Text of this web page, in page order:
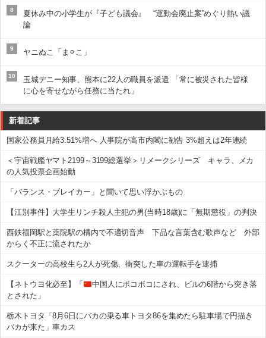
8
夏休み中の小学生が『子ども議会』 “運動会廃止案”めぐり熱い議
論
9 ヤニぬこ「ま⚪︎こ」
10
玉城デニー知事、熊本に22人の職員を派遣 「常に被災された皆様
に心を寄せながら任務に当たれ」
新着記事
国家公務員月給3.51%増へ 人事院が高市内閣に勧告 3%超えは2年連続
＜宇宙戦艦ヤマト2199～3199総選挙＞リメークシリーズ キャラ、メカ
の人気投票企画始動
「バランス・ブレイカー」と聞いて思い浮かぶもの
【江別事件】大学生リンチ殺人主犯の男(当時18歳)に「無期懲役」の判決
西鉄福岡駅と薬院駅の構内で不適切音声 下品な言葉含む歌声など 外部
からく不正に流されたか
スクーターの高校生ら2人が死傷、衝突した車の運転手を逮捕
【ネトウヨ化必至】「
中国人にボコボコにされ、ビルの6階から突き落
とされた」
栃木トヨタ「8月6日にバカの乗る車トヨタ86を集めたら駐車場で円描き
バカが来た」車カス